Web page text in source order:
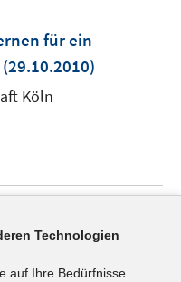
für ein
In
neuem
(29.10.2010)
Köln
In
(21.10.2010)
Technologien
auf Ihre Bedürfnisse